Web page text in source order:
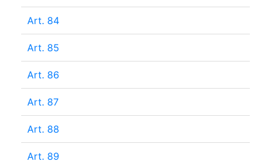
Art. 84
Art. 85
Art. 86
Art. 87
Art. 88
Art. 89